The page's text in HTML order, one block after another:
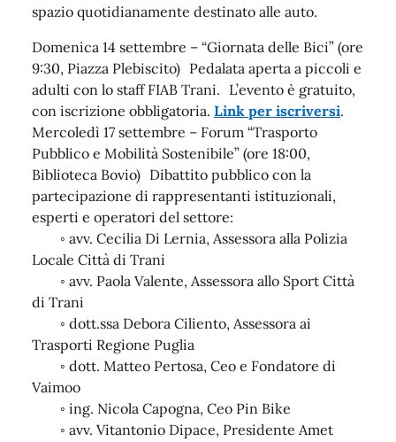
spazio quotidianamente destinato alle auto.
Domenica 14 settembre – “Giornata delle Bici” (ore
9:30, Piazza Plebiscito) Pedalata aperta a piccoli e
adulti con lo staff FIAB Trani. L’evento è gratuito,
con iscrizione obbligatoria. Link per iscriversi.
Mercoledì 17 settembre – Forum “Trasporto
Pubblico e Mobilità Sostenibile” (ore 18:00,
Biblioteca Bovio) Dibattito pubblico con la
partecipazione di rappresentanti istituzionali,
esperti e operatori del settore:
◦ avv. Cecilia Di Lernia, Assessora alla Polizia
Locale Città di Trani
◦ avv. Paola Valente, Assessora allo Sport Città
di Trani
◦ dott.ssa Debora Ciliento, Assessora ai
Trasporti Regione Puglia
◦ dott. Matteo Pertosa, Ceo e Fondatore di
Vaimoo
◦ ing. Nicola Capogna, Ceo Pin Bike
◦ avv. Vitantonio Dipace, Presidente Amet